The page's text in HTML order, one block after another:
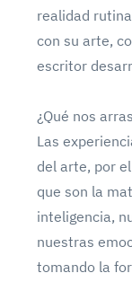
realidad
con su arte,
escritor
¿Qué nos
Las
del arte, por
que son la
inteligencia,
nuestras
tomando la